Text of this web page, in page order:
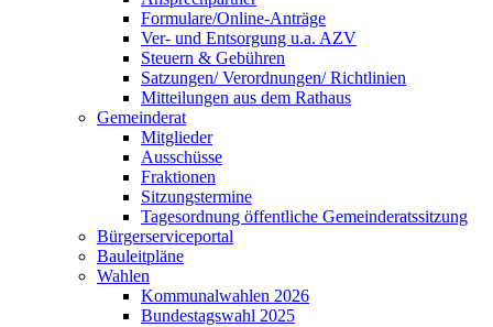
Formulare/Online-Anträge
Ver- und Entsorgung u.a. AZV
Steuern & Gebühren
Satzungen/ Verordnungen/ Richtlinien
Mitteilungen aus dem Rathaus
Gemeinderat
Mitglieder
Ausschüsse
Fraktionen
Sitzungstermine
Tagesordnung öffentliche Gemeinderatssitzung
Bürgerserviceportal
Bauleitpläne
Wahlen
Kommunalwahlen 2026
Bundestagswahl 2025